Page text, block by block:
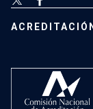
ACREDITACIÓN